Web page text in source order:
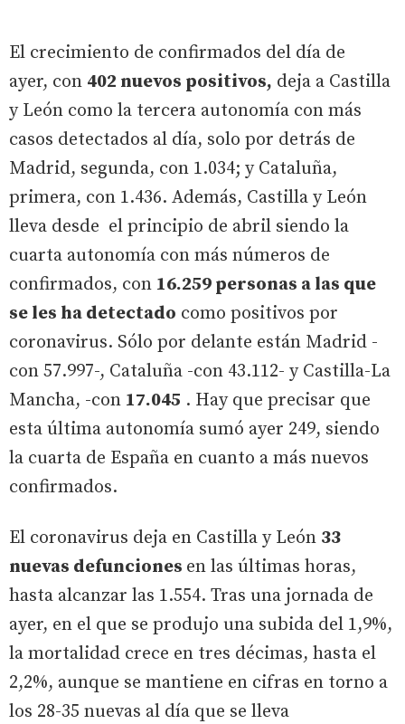
El crecimiento de confirmados del día de
ayer, con 402 nuevos positivos, deja a Castilla
y León como la tercera autonomía con más
casos detectados al día, solo por detrás de
Madrid, segunda, con 1.034; y Cataluña,
primera, con 1.436. Además, Castilla y León
lleva desde el principio de abril siendo la
cuarta autonomía con más números de
confirmados, con 16.259 personas a las que
se les ha detectado como positivos por
coronavirus. Sólo por delante están Madrid -
con 57.997-, Cataluña -con 43.112- y Castilla-La
Mancha, -con 17.045 . Hay que precisar que
esta última autonomía sumó ayer 249, siendo
la cuarta de España en cuanto a más nuevos
confirmados.
El coronavirus deja en Castilla y León 33
nuevas defunciones en las últimas horas,
hasta alcanzar las 1.554. Tras una jornada de
ayer, en el que se produjo una subida del 1,9%,
la mortalidad crece en tres décimas, hasta el
2,2%, aunque se mantiene en cifras en torno a
los 28-35 nuevas al día que se lleva